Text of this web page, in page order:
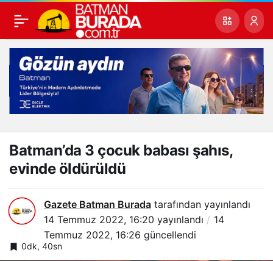
Batman’da 3 çocuk babası şahıs,
evinde öldürüldü
Gazete Batman Burada tarafından yayınlandı
14 Temmuz 2022, 16:20 yayınlandı
14
Temmuz 2022, 16:26 güncellendi
0dk, 40sn